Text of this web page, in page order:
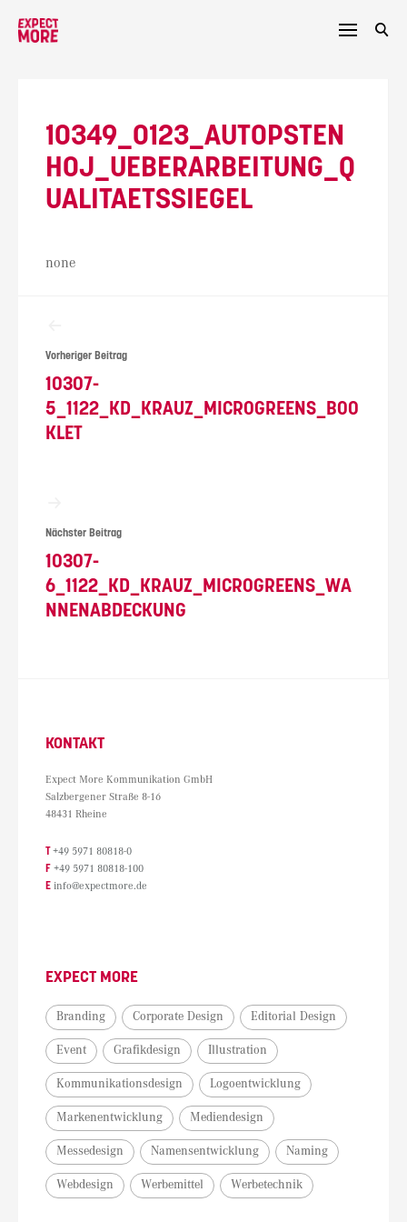
10349_0123_AUTOPSTEN
HOJ_UEBERARBEITUNG_Q
UALITAETSSIEGEL
none
Vorheriger Beitrag
10307-
5_1122_KD_KRAUZ_MICROGREENS_BOO
KLET
Nächster Beitrag
10307-
6_1122_KD_KRAUZ_MICROGREENS_WA
NNENABDECKUNG
KONTAKT
Expect More Kommunikation GmbH
Salzbergener Straße 8-16
48431 Rheine
T +49 5971 80818-0
F +49 5971 80818-100
E info@expectmore.de
EXPECT MORE
Branding Corporate Design Editorial Design
Event Grafikdesign Illustration
Kommunikationsdesign Logoentwicklung
Markenentwicklung Mediendesign
Messedesign Namensentwicklung Naming
Webdesign Werbemittel Werbetechnik